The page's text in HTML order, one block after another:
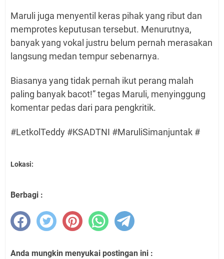
Maruli juga menyentil keras pihak yang ribut dan
memprotes keputusan tersebut. Menurutnya,
banyak yang vokal justru belum pernah merasakan
langsung medan tempur sebenarnya.
Biasanya yang tidak pernah ikut perang malah
paling banyak bacot!” tegas Maruli, menyinggung
komentar pedas dari para pengkritik.
#LetkolTeddy #KSADTNI #MaruliSimanjuntak #
Lokasi:
Berbagi :
Anda mungkin menyukai postingan ini :